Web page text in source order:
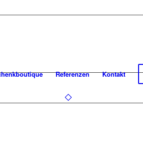
Referenzen Kontakt